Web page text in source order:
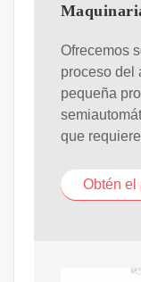
Ofrecemos
proceso del
pequeña
que
Obtén el